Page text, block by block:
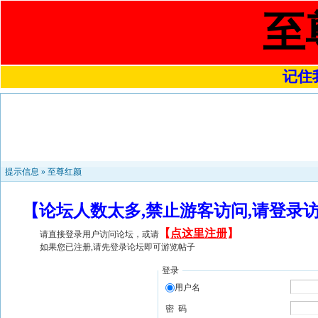
至
记住
提示信息 » 至尊红颜
【论坛人数太多,禁止游客访问,请登
请直接登录用户访问论坛，或请 【 点这里注册】
如果您已注册,请先登录论坛即可游览帖子
登录
用户名
密 码